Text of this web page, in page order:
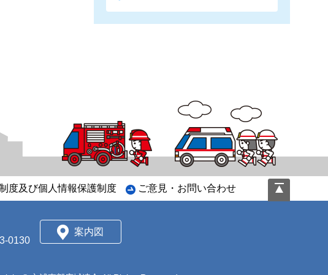
度及び個人情報保護制度 ご意見・お問い合わせ
ー
0130
案内図